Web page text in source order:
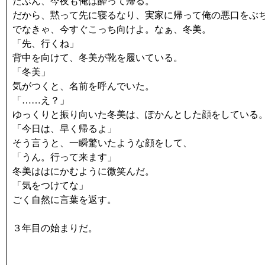
だから、黙って先に寝るなり、実家に帰って俺の悪口をぶ
でなきゃ、今すぐこっち向けよ。なぁ、冬美。
「先、行くね」
背中を向けて、冬美が靴を履いている。
「冬美」
気がつくと、名前を呼んでいた。
「……え？」
ゆっくりと振り向いた冬美は、ぽかんとした顔をしている。
「今日は、早く帰るよ」
そう言うと、一瞬驚いたような顔をして、
「うん。行って来ます」
冬美ははにかむように微笑んだ。
「気をつけてな」
ごく自然に言葉を返す。
３年目の始まりだ。